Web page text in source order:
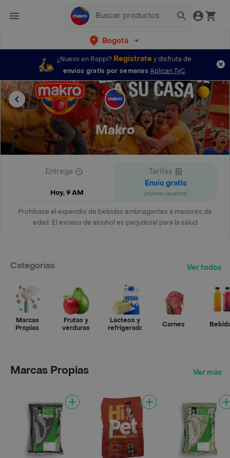
Bogotá
¿Nuevo en Rappi? Regístratey disfruta de
envíos gratis por semanas Aplican TyC
Makro
Entrega
Hoy, 9 AM
Tarifas
Envío gratis
(nuevos usuarios)
Prohíbase el expendio de bebidas embriagantes a menores de
edad. El exceso de alcohol es perjudicial para la salud
Categorías Ver todos
Marcas
Propias
Frutas y
verduras
Lácteos y
refrigerados
Carnes
Marcas Propias Ver más